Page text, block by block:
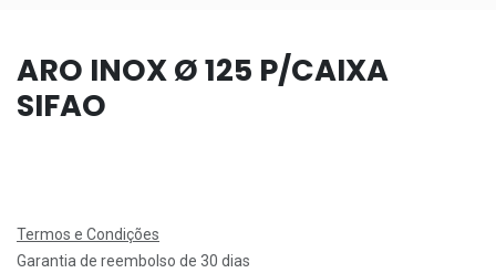
ARO INOX Ø 125 P/CAIXA
SIFAO
Termos e Condições
Garantia de reembolso de 30 dias